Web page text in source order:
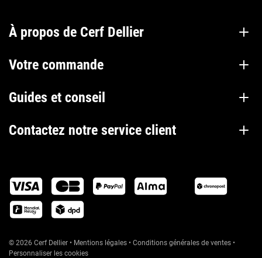
À propos de Cerf Dellier
Votre commande
Guides et conseil
Contactez notre service client
© 2026 Cerf Dellier • Mentions légales • Conditions générales de ventes •
Personnaliser les cookies